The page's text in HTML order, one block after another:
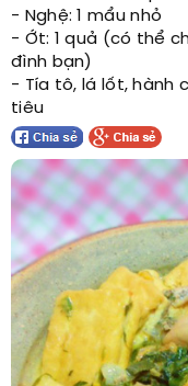
- Nghệ: 1 mẩu nhỏ
- Ớt: 1 quả (có thể
đình bạn)
- Tía tô, lá lốt, hành
tiêu